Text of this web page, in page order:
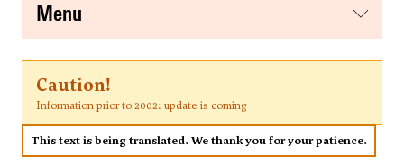
menu
Caution!
Information prior to 2002: update is coming
This text is being translated. We thank you for your patience.